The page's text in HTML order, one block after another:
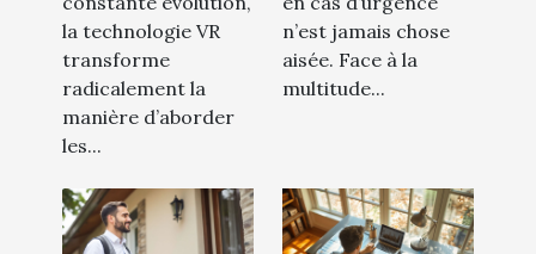
la technologie VR
transforme
radicalement la
manière d’aborder
les...
n’est jamais chose
aisée. Face à la
multitude...